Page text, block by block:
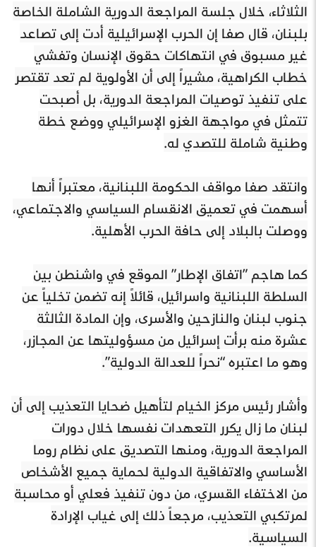
الثلاثاء، خلال جلسة المراجعة الدورية الشاملة الخاصة
بلبنان، قال صفا إن الحرب الإسرائيلية أدت إلى تصاعد
غير مسبوق في انتهاكات حقوق الإنسان وتفشي
خطاب الكراهية، مشيراً إلى أن الأولوية لم تعد تقتصر
على تنفيذ توصيات المراجعة الدورية، بل أصبحت
تتمثل في مواجهة الغزو الإسرائيلي ووضع خطة
وطنية شاملة للتصدي له.
وانتقد صفا مواقف الحكومة اللبنانية، معتبراً أنها
أسهمت في تعميق الانقسام السياسي والاجتماعي،
ووصلت بالبلاد إلى حافة الحرب الأهلية.
كما هاجم ”اتفاق الإطار” الموقع في واشنطن بين
السلطة اللبنانية واسرائيل، قائلاً إنه تضمن تخلياً عن
جنوب لبنان والنازحين والأسرى، وإن المادة الثالثة
عشرة منه برأت إسرائيل من مسؤوليتها عن المجازر،
وهو ما اعتبره “نحراً للعدالة الدولية”.
وأشار رئيس مركز الخيام لتأهيل ضحايا التعذيب إلى أن
لبنان ما زال يكرر التعهدات نفسها خلال دورات
المراجعة الدورية، ومنها التصديق على نظام روما
الأساسي والاتفاقية الدولية لحماية جميع الأشخاص
من الاختفاء القسري، من دون تنفيذ فعلي أو محاسبة
لمرتكبي التعذيب، مرجعاً ذلك إلى غياب الإرادة
السياسية.